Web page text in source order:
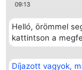
09:13
Helló, örömmel
kattintson a
Díjazott vagyok,
Rangsorszervező
SC Beautiful Company